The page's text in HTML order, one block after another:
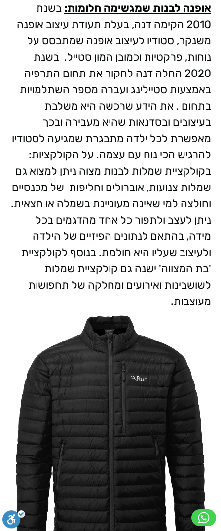
אופנה לבנות שמגשימה חלומות: בשנת
2010 הקימה דנה, בעלת תעודת עיצוב אופנה
משנקר, סטודיו לעיצוב אופנה שמתבסס על
נוחות, פרקטיות וכמובן המון סטייל. בשנת
2020 החלה דנה לחקור את תחום התרפיה
באמצעות סטיילינג ועברה מספר השתלמויות
בתחום . את הידע שרכשה היא משלבת
בעיצובים ובסדנאות שהיא מעבירה ובכך
מאפשרת לכל ילדה מתבגרת שמגיעה לסטודיו
להרגיש הכי נוח עם עצמה. על הקולקציות:
בקולקציית שמלות לבנות מצוה ניתן למצוא גם
שמלות צנועות, אוברולים וחליפות של מכנסיים
וחולצה למי שאינה מעוניינת בשמלה או חצאית.
ניתן לעצב ולתפור כל אחד מהדגמים בכל
מידה, בהתאם לנתונים הפיזיים של הילדה
ולעיצוב שעליו היא חולמת. בנוסף לקולקציית
'בת המצווה' ישנה גם קולקציית שמלות
לשושבינות ואירועים ומחלקה של תחפושות
מעוצבות.